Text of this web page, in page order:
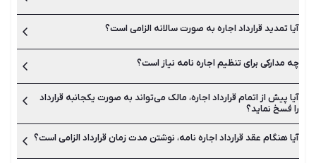
تمدید قرارداد اجاره یا همان اجاره نامه به دو صورت تمدید دستی
آیا تمدید قرارداد اجاره به صورت سالانه الزامی است؟
بله تمدید قرارداد اجاره نامه باید در پایان زمان آن انجام شود. بهتر
ثبت و تمدید شوند.
چه مدارکی برای تنظیم اجاره نامه نیاز است؟
به اصل شناسنامه و کارت ملی طرفین، اصل قرارداد اجاره نامه و اصل
سند ملکی مالک نیاز است.
آیا پیش از اتمام قرارداد اجاره، مالک می‌تواند به صورت یکجانبه قرارداد
را فسخ نماید؟
خیر این کار امکان پذیر نیست مگر پس از ارائه دلیل قانع کننده.
آیا هنگام عقد قرارداد اجاره نامه، نوشتن مدت زمان قرارداد الزامی است؟